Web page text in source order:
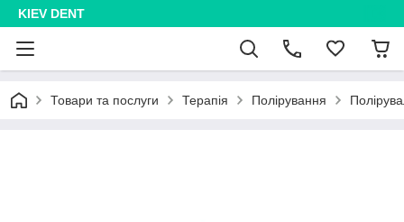
KIEV DENT
Товари та послуги Терапія Полірування